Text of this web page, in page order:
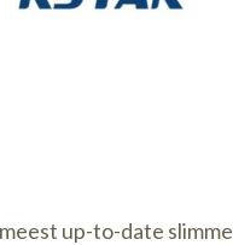
up-to-date slimme